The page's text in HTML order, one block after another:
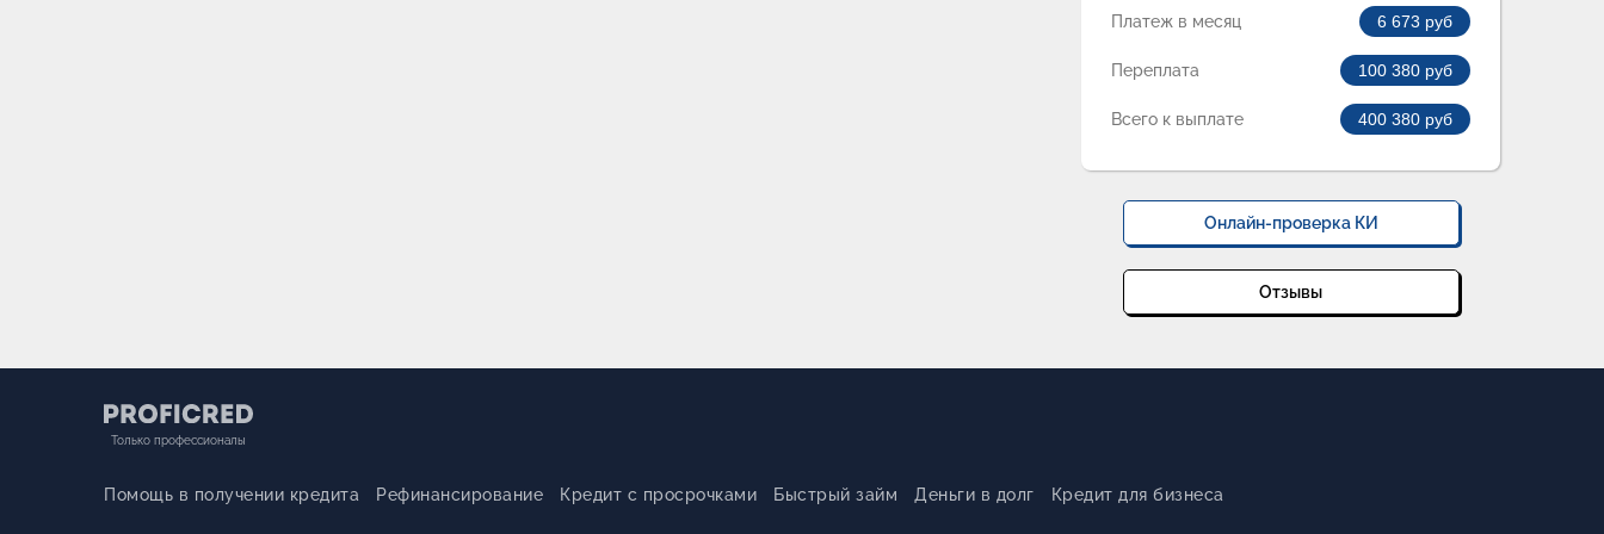
Платеж в месяц 6 673 руб
Переплата 100 380 руб
Всего к выплате 400 380 руб
Онлайн-проверка КИ
Отзывы
Только профессионалы
Помощь в получении кредита Рефинансирование Кредит с просрочками Быстрый займ Деньги в долг Кредит для бизнеса